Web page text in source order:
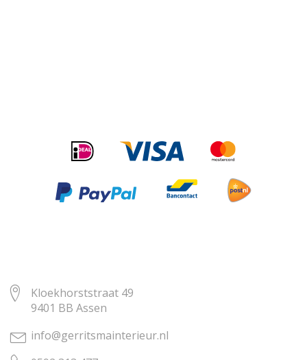
Kloekhorststraat 49
9401 BB Assen
info@gerritsmainterieur.nl